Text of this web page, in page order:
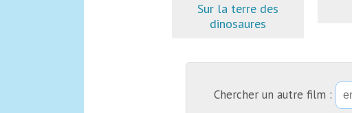
Sur la terre des
dinosaures
Chercher un autre film :